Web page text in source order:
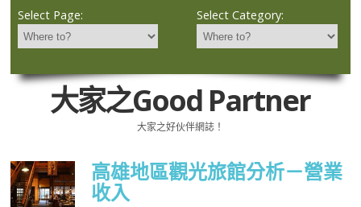
Select Page: Select Category:
大家之Good Partner
大家之好伙伴網誌！
高雄地區觀光旅館分析－營業
收入